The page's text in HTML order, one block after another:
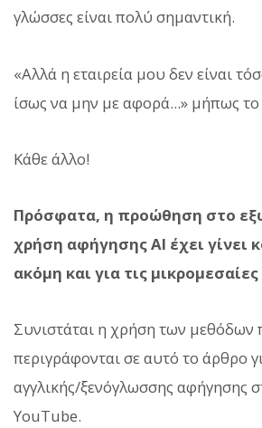
γλώσσες είναι πολύ σημαντική.
«Αλλά η εταιρεία μου δεν είναι
ίσως να μην με αφορά...» μήπως το
Κάθε άλλο!
Πρόσφατα, η προώθηση στο
χρήση αφήγησης AI έχει γίνει
ακόμη και για τις
Συνιστάται η χρήση των μεθόδων
περιγράφονται σε αυτό το άρθρο
αγγλικής/ξενόγλωσσης αφήγησης
YouTube.